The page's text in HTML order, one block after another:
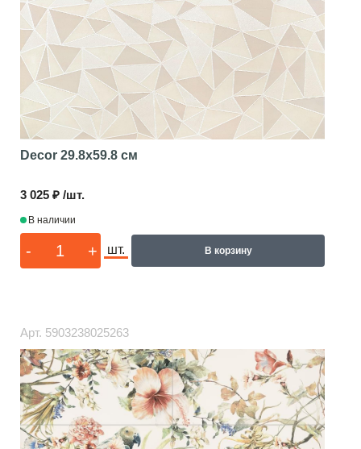
Decor 29.8x59.8 см
3 025 ₽ /шт.
В наличии
- + шт. В корзину
Арт. 5903238025263